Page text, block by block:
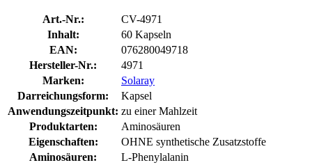
Art.-Nr.:
CV-4971
Inhalt:
60 Kapseln
EAN:
076280049718
Hersteller-Nr.:
4971
Marken:
Solaray
Darreichungsform:
Kapsel
Anwendungszeitpunkt: zu einer Mahlzeit
Produktarten:
Aminosäuren
Eigenschaften:
OHNE synthetische Zusatzstoffe
Aminosäuren:
L-Phenylalanin